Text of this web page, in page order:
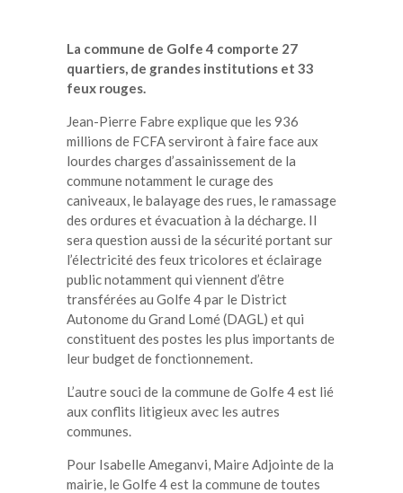
La commune de Golfe 4 comporte 27
quartiers, de grandes institutions et 33
feux rouges.
Jean-Pierre Fabre explique que les 936
millions de FCFA serviront à faire face aux
lourdes charges d’assainissement de la
commune notamment le curage des
caniveaux, le balayage des rues, le ramassage
des ordures et évacuation à la décharge. Il
sera question aussi de la sécurité portant sur
l’électricité des feux tricolores et éclairage
public notamment qui viennent d’être
transférées au Golfe 4 par le District
Autonome du Grand Lomé (DAGL) et qui
constituent des postes les plus importants de
leur budget de fonctionnement.
L’autre souci de la commune de Golfe 4 est lié
aux conflits litigieux avec les autres
communes.
Pour Isabelle Ameganvi, Maire Adjointe de la
mairie, le Golfe 4 est la commune de toutes